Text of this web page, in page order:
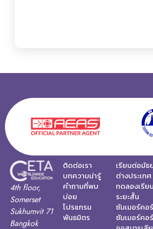
4th floor,
Somerset
Sukhumvit 71
Bangkok
ติดต่อเรา
บทความน่ารู้
คำถามที่พบ
บ่อย
โปรแกรม
พันธมิตร
เรียนต่อมัธ
ต่างประเทศ
ทดลองเรียน
ระยะสั้น
ซัมเมอร์คอ
ซัมเมอร์คอ